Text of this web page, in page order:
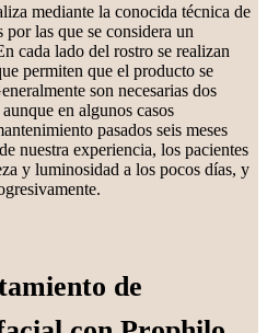
mediante la conocida técnica de
las que se considera un
cada lado del rostro se realizan
permiten que el producto se
son necesarias dos
en algunos casos
pasados seis meses
nuestra experiencia, los pacientes
y luminosidad a los pocos días, y
de